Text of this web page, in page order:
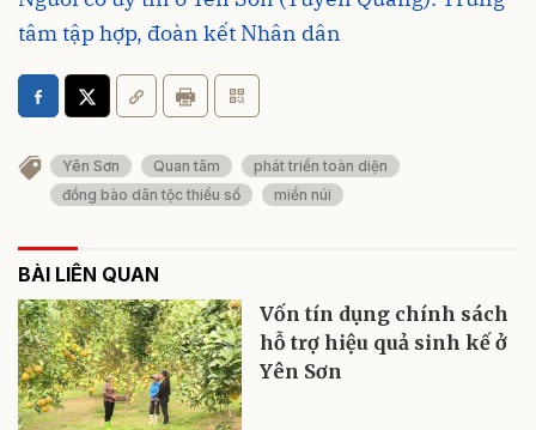
tâm tập hợp, đoàn kết Nhân dân
Yên Sơn Quan tâm
phát triển toàn diện
đồng bào dân tộc thiểu số
miền núi
BÀI LIÊN QUAN
Vốn tín dụng chính sách
hỗ trợ hiệu quả sinh kế ở
Yên Sơn